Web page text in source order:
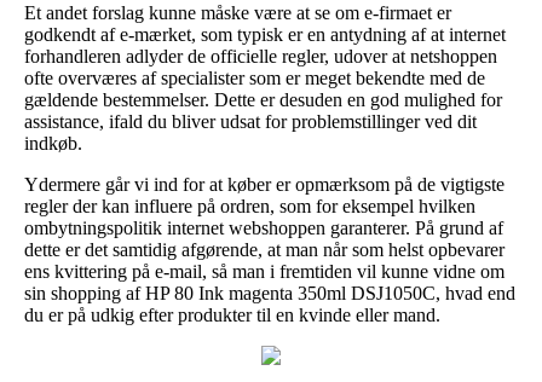
Et andet forslag kunne måske være at se om e-firmaet er
godkendt af e-mærket, som typisk er en antydning af at internet
forhandleren adlyder de officielle regler, udover at netshoppen
ofte overværes af specialister som er meget bekendte med de
gældende bestemmelser. Dette er desuden en god mulighed for
assistance, ifald du bliver udsat for problemstillinger ved dit
indkøb.
Ydermere går vi ind for at køber er opmærksom på de vigtigste
regler der kan influere på ordren, som for eksempel hvilken
ombytningspolitik internet webshoppen garanterer. På grund af
dette er det samtidig afgørende, at man når som helst opbevarer
ens kvittering på e-mail, så man i fremtiden vil kunne vidne om
sin shopping af HP 80 Ink magenta 350ml DSJ1050C, hvad end
du er på udkig efter produkter til en kvinde eller mand.